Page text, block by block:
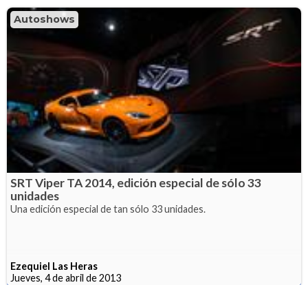
Autoshows
SRT Viper TA 2014, edición especial de sólo 33
unidades
Una edición especial de tan sólo 33 unidades.
Ezequiel Las Heras
Jueves, 4 de abril de 2013